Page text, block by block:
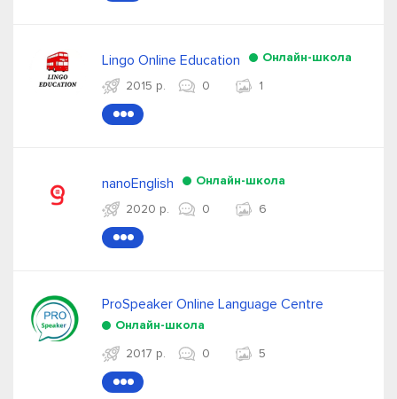
Lingo Online Education
Онлайн-школа
2015 р.
0 1
●●●
nanoEnglish
Онлайн-школа
2020 р.
0 6
●●●
ProSpeaker Online Language Centre
Онлайн-школа
2017 р.
0 5
●●●